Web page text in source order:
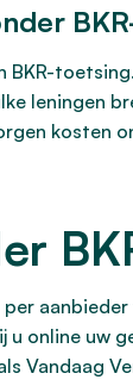
leningen
kosten
online uw
Vandaag